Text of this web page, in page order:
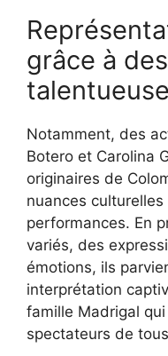
grâce à
Notamment, des
Botero et Carolina
originaires de
nuances
performances. En
variés, des
émotions, ils
interprétation
famille Madrigal
spectateurs de